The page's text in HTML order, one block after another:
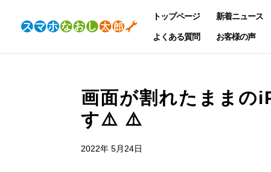
トップページ 新着ニュース
よくある質問 お客様の声
画面が割れたままの
す⚠️ ⚠️
2022年 5月24日